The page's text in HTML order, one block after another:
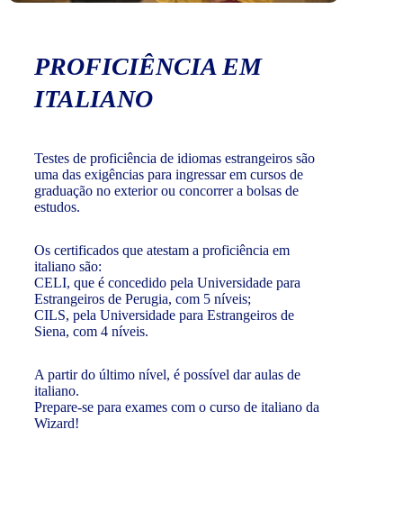
PROFICIÊNCIA EM
ITALIANO
Testes de proficiência de idiomas estrangeiros são
uma das exigências para ingressar em cursos de
graduação no exterior ou concorrer a bolsas de
estudos.
Os certificados que atestam a proficiência em
italiano são:
CELI, que é concedido pela Universidade para
Estrangeiros de Perugia, com 5 níveis;
CILS, pela Universidade para Estrangeiros de
Siena, com 4 níveis.
A partir do último nível, é possível dar aulas de
italiano.
Prepare-se para exames com o curso de italiano da
Wizard!